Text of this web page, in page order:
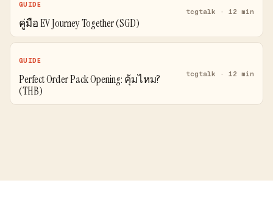
GUIDE
คู่มือ EV Journey Together (SGD)
tcgtalk · 12 min
GUIDE
Perfect Order Pack Opening: คุ้มไหม?
(THB)
tcgtalk · 12 min